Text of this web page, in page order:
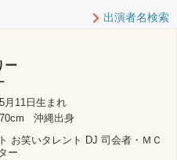
出演者名検索
ー
月11日生まれ
沖縄出身
お笑いタレント DJ 司会者・ＭＣ
ー